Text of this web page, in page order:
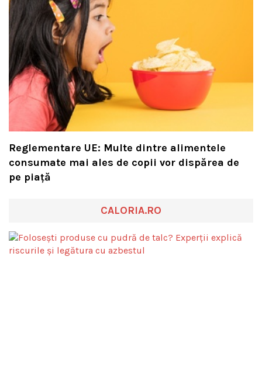
Reglementare UE: Multe dintre alimentele
consumate mai ales de copii vor dispărea de
pe piață
CALORIA.RO